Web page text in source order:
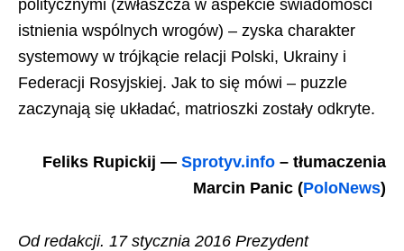
politycznymi (zwłaszcza w aspekcie świadomości
istnienia wspólnych wrogów) – zyska charakter
systemowy w trójkącie relacji Polski, Ukrainy i
Federacji Rosyjskiej. Jak to się mówi – puzzle
zaczynają się układać, matrioszki zostały odkryte.
Feliks Rupickij — Sprotyv.info – tłumaczenia
Marcin Panic (PoloNews)
Od redakcji. 17 stycznia 2016 Prezydent